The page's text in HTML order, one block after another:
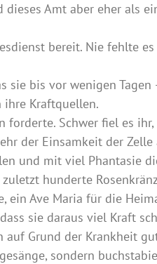
Amt aber eher als
bereit. Nie fehlte
sie bis vor wenigen
ihre Kraftquellen.
forderte. Schwer fiel es
der Einsamkeit der
und mit viel Phantasie
hunderte
ein Ave Maria für die
sie daraus viel Kraft
Grund der Krankheit
sondern